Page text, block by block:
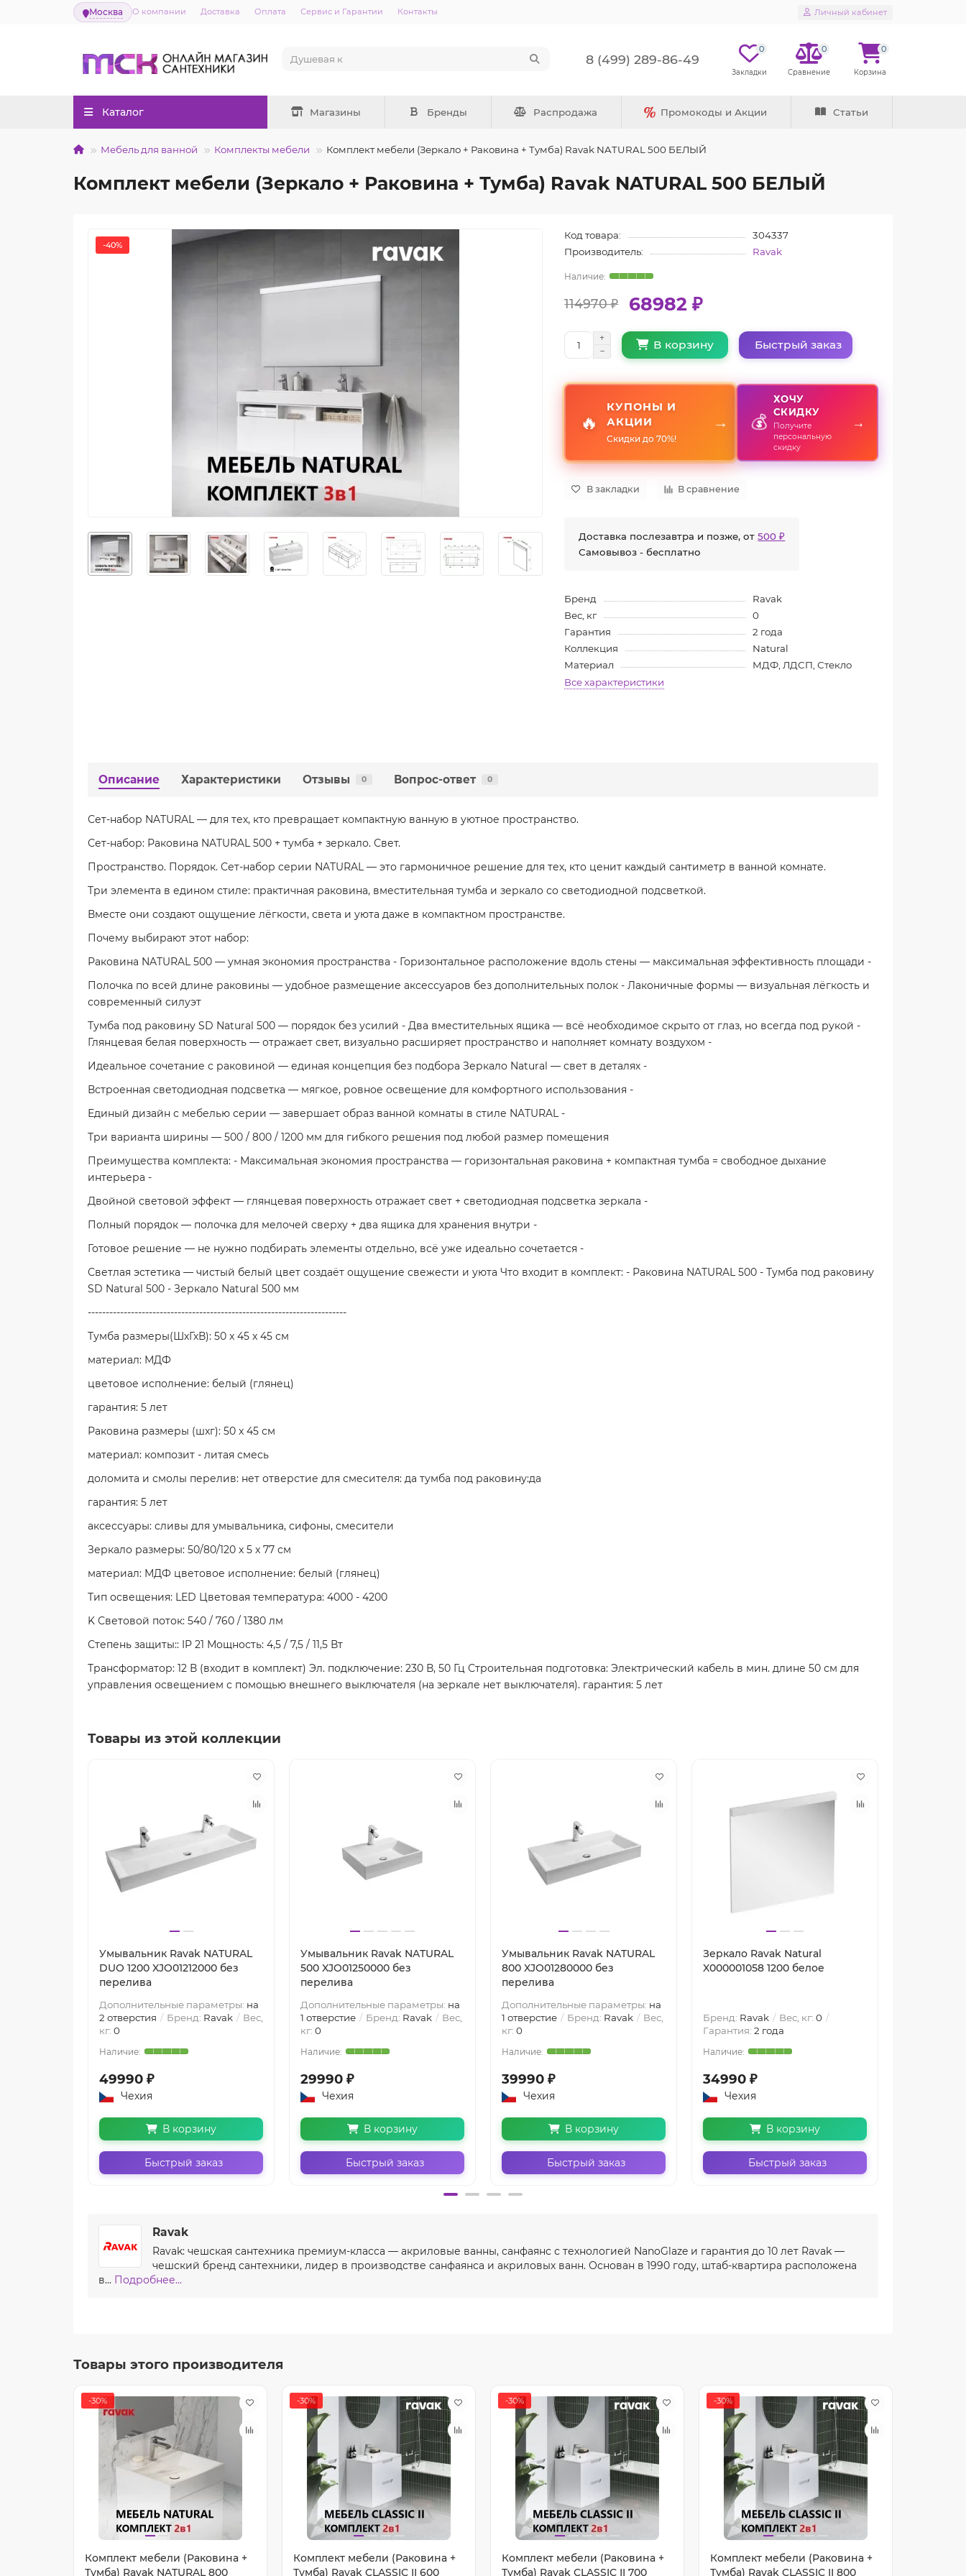
Москва О компании Доставка Оплата Сервис и Гарантии Контакты Личный кабинет
8 (499) 289-86-49
0 0 0
Каталог Магазины Бренды Распродажа Промокоды и Акции Статьи
Мебель для ванной Комплекты мебели Комплект мебели (Зеркало + Раковина + Тумба) Ravak NATURAL 500 БЕЛЫЙ
Комплект мебели (Зеркало + Раковина + Тумба) Ravak NATURAL 500 БЕЛЫЙ
-40%
Код товара:
304337
Производитель:
Ravak
114970 ₽ 68982 ₽
В корзину Быстрый заказ
🔥
КУПОНЫ И
АКЦИИ
Скидки до 70%!
→ 💰
ХОЧУ
СКИДКУ
Получите
персональную
скидку
→
В закладки В сравнение
Доставка послезавтра и позже, от500 ₽
Самовывоз - бесплатно
Бренд
Ravak
Вес, кг
0
Гарантия
2 года
Коллекция
Natural
Материал
МДФ, ЛДСП, Стекло
Все характеристики
Описание Характеристики Отзывы 0 Вопрос-ответ 0
Сет-набор NATURAL — для тех, кто превращает компактную ванную в уютное пространство.
Сет-набор: Раковина NATURAL 500 + тумба + зеркало. Свет.
Пространство. Порядок. Сет-набор серии NATURAL — это гармоничное решение для тех, кто ценит каждый сантиметр в ванной комнате.
Три элемента в едином стиле: практичная раковина, вместительная тумба и зеркало со светодиодной подсветкой.
Вместе они создают ощущение лёгкости, света и уюта даже в компактном пространстве.
Почему выбирают этот набор:
Раковина NATURAL 500 — умная экономия пространства - Горизонтальное расположение вдоль стены — максимальная эффективность площади -
Полочка по всей длине раковины — удобное размещение аксессуаров без дополнительных полок - Лаконичные формы — визуальная лёгкость и
современный силуэт
Тумба под раковину SD Natural 500 — порядок без усилий - Два вместительных ящика — всё необходимое скрыто от глаз, но всегда под рукой -
Глянцевая белая поверхность — отражает свет, визуально расширяет пространство и наполняет комнату воздухом -
Идеальное сочетание с раковиной — единая концепция без подбора Зеркало Natural — свет в деталях -
Встроенная светодиодная подсветка — мягкое, ровное освещение для комфортного использования -
Единый дизайн с мебелью серии — завершает образ ванной комнаты в стиле NATURAL -
Три варианта ширины — 500 / 800 / 1200 мм для гибкого решения под любой размер помещения
Преимущества комплекта: - Максимальная экономия пространства — горизонтальная раковина + компактная тумба = свободное дыхание
интерьера -
Двойной световой эффект — глянцевая поверхность отражает свет + светодиодная подсветка зеркала -
Полный порядок — полочка для мелочей сверху + два ящика для хранения внутри -
Готовое решение — не нужно подбирать элементы отдельно, всё уже идеально сочетается -
Светлая эстетика — чистый белый цвет создаёт ощущение свежести и уюта Что входит в комплект: - Раковина NATURAL 500 - Тумба под раковину
SD Natural 500 - Зеркало Natural 500 мм
------------------------------------------------------------------------
Тумба размеры(ШхГхВ): 50 x 45 x 45 см
материал: МДФ
цветовое исполнение: белый (глянец)
гарантия: 5 лет
Раковина размеры (шxг): 50 x 45 см
материал: композит - литая смесь
доломита и смолы перелив: нет отверстие для смесителя: да тумба под раковину:да
гарантия: 5 лет
аксессуары: сливы для умывальника, сифоны, смесители
Зеркало размеры: 50/80/120 x 5 x 77 см
материал: МДФ цветовое исполнение: белый (глянец)
Тип освещения: LED Цветовая температура: 4000 - 4200
K Световой поток: 540 / 760 / 1380 лм
Степень защиты:: IP 21 Мощность: 4,5 / 7,5 / 11,5 Вт
Трансформатор: 12 В (входит в комплект) Эл. подключение: 230 В, 50 Гц Строительная подготовка: Электрический кабель в мин. длине 50 см для
управления освещением с помощью внешнего выключателя (на зеркале нет выключателя). гарантия: 5 лет
Товары из этой коллекции
Умывальник Ravak NATURAL
DUO 1200 XJO01212000 без
перелива
Дополнительные параметры: на
2 отверстия
Бренд: Ravak
Вес,
кг: 0
49990 ₽
Чехия
В корзину
Быстрый заказ
Умывальник Ravak NATURAL
500 XJO01250000 без
перелива
Дополнительные параметры: на
1 отверстие
Бренд: Ravak
Вес,
кг: 0
29990 ₽
Чехия
В корзину
Быстрый заказ
Умывальник Ravak NATURAL
800 XJO01280000 без
перелива
Дополнительные параметры: на
1 отверстие
Бренд: Ravak
Вес,
кг: 0
39990 ₽
Чехия
В корзину
Быстрый заказ
Зеркало Ravak Natural
X000001058 1200 белое
Бренд: Ravak Вес, кг: 0
Гарантия: 2 года
34990 ₽
Чехия
В корзину
Быстрый заказ
Ravak
Ravak: чешская сантехника премиум-класса — акриловые ванны, санфаянс с технологией NanoGlaze и гарантия до 10 лет Ravak —
чешский бренд сантехники, лидер в производстве санфаянса и акриловых ванн. Основан в 1990 году, штаб-квартира расположена
в... Подробнее...
Товары этого производителя
-30%
Комплект мебели (Раковина +
Тумба) Ravak NATURAL 800
-30%
Комплект мебели (Раковина +
Тумба) Ravak CLASSIC II 600
-30%
Комплект мебели (Раковина +
Тумба) Ravak CLASSIC II 700
-30%
Комплект мебели (Раковина +
Тумба) Ravak CLASSIC II 800